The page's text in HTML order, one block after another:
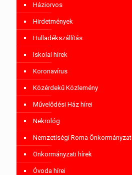
Háziorvos
Hirdetmények
Hulladékszállítás
Iskolai hírek
Koronavírus
Közérdekű Közlemény
Művelődési Ház hírei
Nekrológ
Nemzetiségi Roma Önkormányzat
Önkormányzati hírek
Óvoda hírei